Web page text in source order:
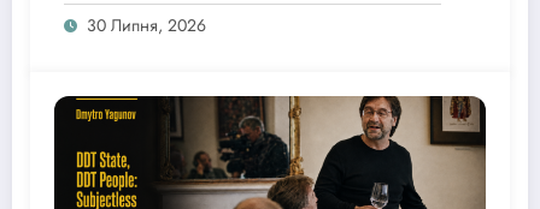
and Inhuman or Degrading Treatment or
30 Липня, 2026